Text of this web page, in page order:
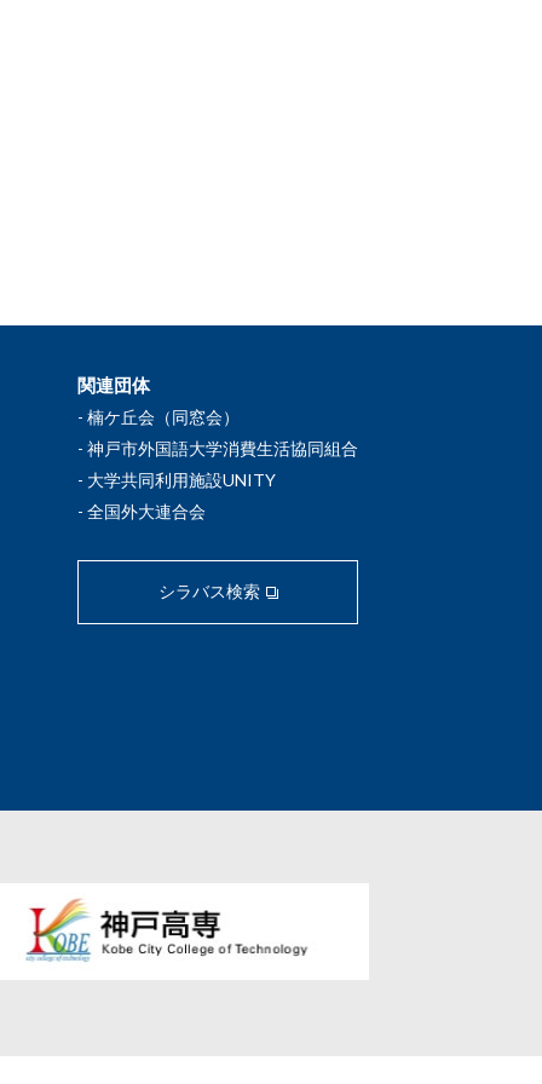
関連団体
楠ケ丘会（同窓会）
神戸市外国語大学消費生活協同組合
大学共同利用施設UNITY
全国外大連合会
シラバス検索